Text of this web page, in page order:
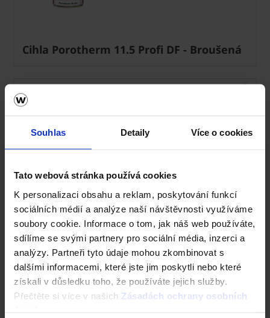
Souhlas Detaily Více o cookies
Tato webová stránka používá cookies
K personalizaci obsahu a reklam, poskytování funkcí
sociálních médií a analýze naší návštěvnosti využíváme
soubory cookie. Informace o tom, jak náš web používáte,
sdílíme se svými partnery pro sociální média, inzerci a
analýzy. Partneři tyto údaje mohou zkombinovat s
dalšími informacemi, které jste jim poskytli nebo které
získali v důsledku toho, že používáte jejich služby.
Přečtěte si více v našich Zásadách ochrany osobních
Cihla Porotherm 11.5 Profi DF - Broušená